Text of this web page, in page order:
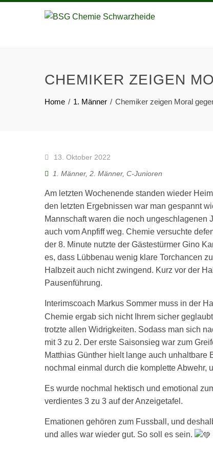
CHEMIKER ZEIGEN
Home 1. Männer Chemiker zeigen Moral
13. Oktober 2022
1. Männer, 2. Männer, C-Junioren
Am letzten Wochenende standen wieder
den letzten Ergebnissen war man gespannt
Mannschaft waren die noch
auch vom Anpfiff weg. Chemie versuchte
der 8. Minute nutzte der Gästestürmer Gino
es, dass Lübbenau wenig klare Torchancen
Halbzeit auch nicht zwingend. Kurz vor der
Pausenführung.
Interimscoach Markus Sommer muss in der
Chemie ergab sich nicht Ihrem sicher
trotzte allen Widrigkeiten. Sodass man sich
mit 3 zu 2. Der erste Saisonsieg war zum
Matthias Günther hielt lange auch unhaltbare
nochmal einmal durch die komplette Abwehr,
Es wurde nochmal hektisch und emotional
verdientes 3 zu 3 auf der Anzeigetafel.
Emationen gehören zum Fussball, und
und alles war wieder gut. So soll es sein.